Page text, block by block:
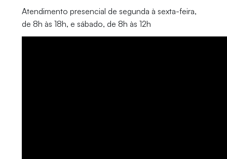
Atendimento presencial de segunda à sexta-feira,
de 8h às 18h, e sábado, de 8h às 12h